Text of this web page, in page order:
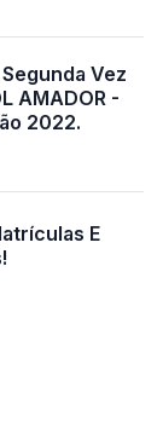
Vez
AMADOR -
2022.
E